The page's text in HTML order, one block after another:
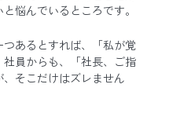
悩んでいるところです。
あるとすれば、「私が覚
員からも、「社長、ご指
そこだけはズレません